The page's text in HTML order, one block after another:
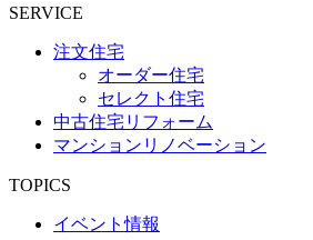
SERVICE
注文住宅
オーダー住宅
セレクト住宅
中古住宅リフォーム
マンションリノベーション
TOPICS
イベント情報